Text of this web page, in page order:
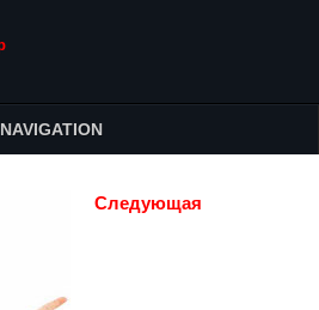
NAVIGATION
Следующая